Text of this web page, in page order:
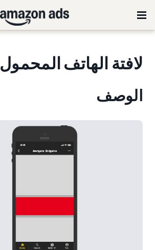
لافتة الهاتف المحمول
الوصف